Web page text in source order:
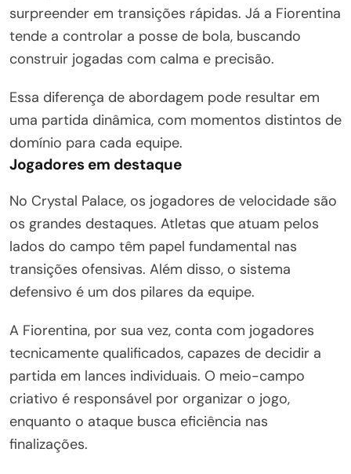
surpreender em transições rápidas. Já a Fiorentina
tende a controlar a posse de bola, buscando
construir jogadas com calma e precisão.
Essa diferença de abordagem pode resultar em
uma partida dinâmica, com momentos distintos de
domínio para cada equipe.
Jogadores em destaque
No Crystal Palace, os jogadores de velocidade são
os grandes destaques. Atletas que atuam pelos
lados do campo têm papel fundamental nas
transições ofensivas. Além disso, o sistema
defensivo é um dos pilares da equipe.
A Fiorentina, por sua vez, conta com jogadores
tecnicamente qualificados, capazes de decidir a
partida em lances individuais. O meio-campo
criativo é responsável por organizar o jogo,
enquanto o ataque busca eficiência nas
finalizações.